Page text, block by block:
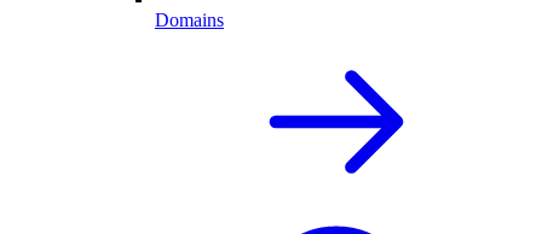
Domains